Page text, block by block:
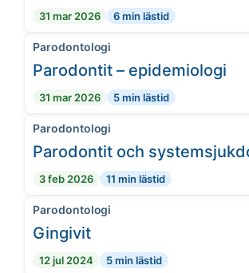
31 mar 2026 6 min lästid
Parodontologi
Parodontit – epidemiologi
31 mar 2026 5 min lästid
Parodontologi
Parodontit och
3 feb 2026 11 min lästid
Parodontologi
Gingivit
12 jul 2024 5 min lästid